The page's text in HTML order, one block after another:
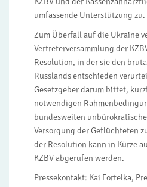
umfassende Unterstützung zu.
Zum Überfall auf die Ukraine
Vertreterversammlung der
Resolution, in der sie den
Russlands entschieden
Gesetzgeber darum bittet,
notwendigen
bundesweiten
Versorgung der Geflüchteten
der Resolution kann in Kürze
KZBV abgerufen werden.
Pressekontakt: Kai Fortelka,